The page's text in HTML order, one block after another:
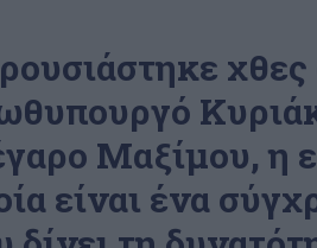
Μαξίμου, η
είναι ένα